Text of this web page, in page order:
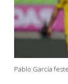
Pablo García